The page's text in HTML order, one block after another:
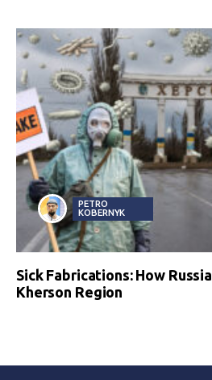
PETRO
KOBERNYK
Sick Fabrications: How
Kherson Region